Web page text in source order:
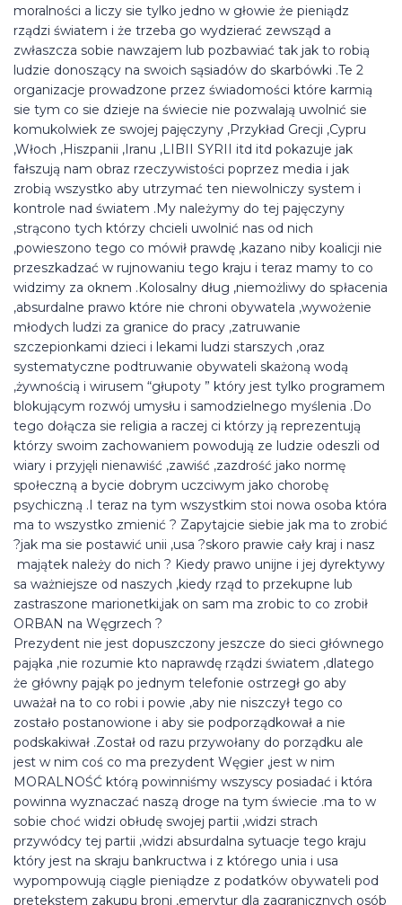
moralności a liczy sie tylko jedno w głowie że pieniądz
rządzi światem i że trzeba go wydzierać zewsząd a
zwłaszcza sobie nawzajem lub pozbawiać tak jak to robią
ludzie donoszący na swoich sąsiadów do skarbówki .Te 2
organizacje prowadzone przez świadomości które karmią
sie tym co sie dzieje na świecie nie pozwalają uwolnić sie
komukolwiek ze swojej pajęczyny ,Przykład Grecji ,Cypru
,Włoch ,Hiszpanii ,Iranu ,LIBII SYRII itd itd pokazuje jak
fałszują nam obraz rzeczywistości poprzez media i jak
zrobią wszystko aby utrzymać ten niewolniczy system i
kontrole nad światem .My należymy do tej pajęczyny
,strącono tych którzy chcieli uwolnić nas od nich
,powieszono tego co mówił prawdę ,kazano niby koalicji nie
przeszkadzać w rujnowaniu tego kraju i teraz mamy to co
widzimy za oknem .Kolosalny dług ,niemożliwy do spłacenia
,absurdalne prawo które nie chroni obywatela ,wywożenie
młodych ludzi za granice do pracy ,zatruwanie
szczepionkami dzieci i lekami ludzi starszych ,oraz
systematyczne podtruwanie obywateli skażoną wodą
,żywnością i wirusem “głupoty ” który jest tylko programem
blokującym rozwój umysłu i samodzielnego myślenia .Do
tego dołącza sie religia a raczej ci którzy ją reprezentują
którzy swoim zachowaniem powodują ze ludzie odeszli od
wiary i przyjęli nienawiść ,zawiść ,zazdrość jako normę
społeczną a bycie dobrym uczciwym jako chorobę
psychiczną .I teraz na tym wszystkim stoi nowa osoba która
ma to wszystko zmienić ? Zapytajcie siebie jak ma to zrobić
?jak ma sie postawić unii ,usa ?skoro prawie cały kraj i nasz
majątek należy do nich ? Kiedy prawo unijne i jej dyrektywy
sa ważniejsze od naszych ,kiedy rząd to przekupne lub
zastraszone marionetki,jak on sam ma zrobic to co zrobił
ORBAN na Węgrzech ?
Prezydent nie jest dopuszczony jeszcze do sieci głównego
pająka ,nie rozumie kto naprawdę rządzi światem ,dlatego
że główny pająk po jednym telefonie ostrzegł go aby
uważał na to co robi i powie ,aby nie niszczył tego co
zostało postanowione i aby sie podporządkował a nie
podskakiwał .Został od razu przywołany do porządku ale
jest w nim coś co ma prezydent Węgier ,jest w nim
MORALNOŚĆ którą powinniśmy wszyscy posiadać i która
powinna wyznaczać naszą droge na tym świecie .ma to w
sobie choć widzi obłudę swojej partii ,widzi strach
przywódcy tej partii ,widzi absurdalna sytuacje tego kraju
który jest na skraju bankructwa i z którego unia i usa
wypompowują ciągle pieniądze z podatków obywateli pod
pretekstem zakupu broni ,emerytur dla zagranicznych osób